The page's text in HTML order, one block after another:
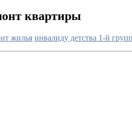
квартиры
жилья инвалиду детства 1-й